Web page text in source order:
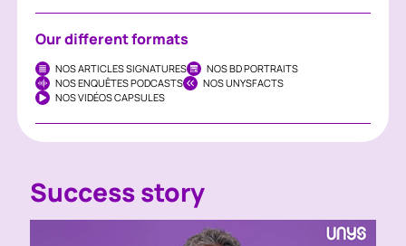
Our different formats
NOS ARTICLES SIGNATURES
NOS BD PORTRAITS
NOS ENQUÊTES PODCASTS
NOS UNYSFACTS
NOS VIDÉOS CAPSULES
Success story